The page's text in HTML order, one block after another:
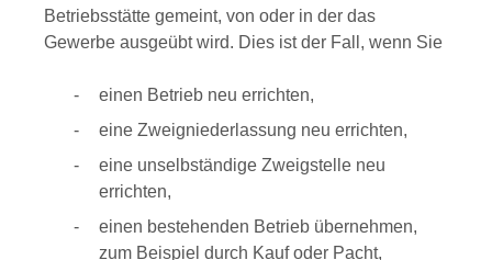
Betriebsstätte gemeint, von oder in der das
Gewerbe ausgeübt wird. Dies ist der Fall, wenn Sie
einen Betrieb neu errichten,
eine Zweigniederlassung neu errichten,
eine unselbständige Zweigstelle neu
errichten,
einen bestehenden Betrieb übernehmen,
zum Beispiel durch Kauf oder Pacht,